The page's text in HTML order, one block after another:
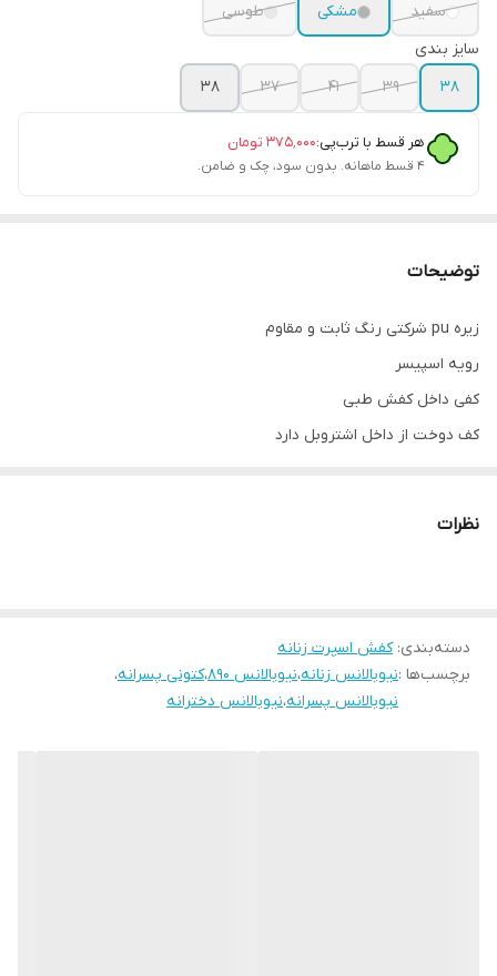
سفید
مشکی
طوسی
سایز بندی
38
39
41 ۳۷ ۳۸
هر قسط با ترب‌پی:۳۷۵٬۰۰۰ تومان
۴ قسط ماهانه. بدون سود، چک و ضامن.
توضیحات
زیره pu شرکتی رنگ ثابت و مقاوم
رویه اسپیسر
کفی داخل کفش طبی
کف دوخت از داخل اشتروبل دارد
نظرات
دسته‌بندی:کفش اسپرت زنانه
برچسب‌ها :نیوبالانس زنانه،نیوبالانس 890 ،کتونی پسرانه،
نیوبالانس پسرانه،نیوبالانس دخترانه